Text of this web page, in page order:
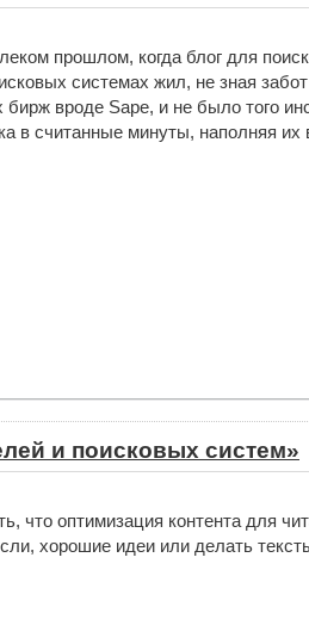
прошлом, когда блог для
системах жил, не зная
вроде Sape, и не было того
в считанные минуты, наполняя
и поисковых систем»
что оптимизация контента для
хорошие идеи или делать